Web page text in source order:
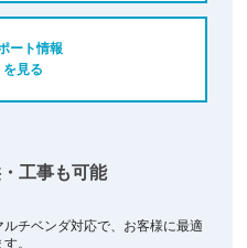
ート情報
を見る
工事も可能
チベンダ対応で、お客様に最適
。